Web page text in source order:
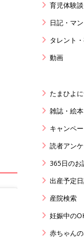
育児体験談
日記・マ
タレント
動画
たまひよ
雑誌・絵
キャンペ
読者アン
365日のお
出産予定
産院検索
妊娠中の
赤ちゃん